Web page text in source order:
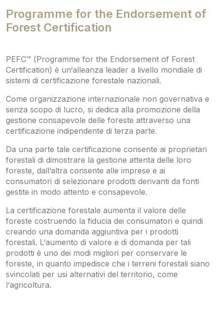
Programme for the Endorsement of
Forest Certification
PEFC™ (Programme for the Endorsement of Forest
Certification) è un‘alleanza leader a livello mondiale di
sistemi di certificazione forestale nazionali.
Come organizzazione internazionale non governativa e
senza scopo di lucro, si dedica alla promozione della
gestione consapevole delle foreste attraverso una
certificazione indipendente di terza parte.
Da una parte tale certificazione consente ai proprietari
forestali di dimostrare la gestione attenta delle loro
foreste, dall’altra consente alle imprese e ai
consumatori di selezionare prodotti derivanti da fonti
gestite in modo attento e consapevole.
La certificazione forestale aumenta il valore delle
foreste costruendo la fiducia dei consumatori e quindi
creando una domanda aggiuntiva per i prodotti
forestali. L‘aumento di valore e di domanda per tali
prodotti è uno dei modi migliori per conservare le
foreste, in quanto impedisce che i terreni forestali siano
svincolati per usi alternativi del territorio, come
l‘agricoltura.